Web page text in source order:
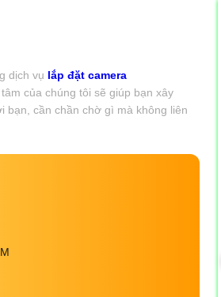
dịch vụ lắp đặt camera
của chúng tôi sẽ giúp bạn xây
bạn, cần chần chờ gì mà không liên